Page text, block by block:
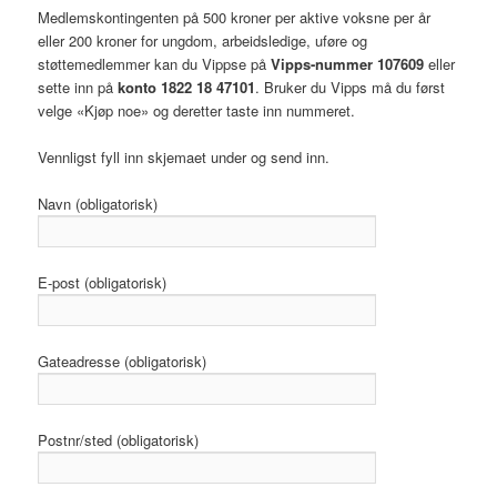
Medlemskontingenten på 500 kroner per aktive voksne per år
eller 200 kroner for ungdom, arbeidsledige, uføre og
støttemedlemmer kan du Vippse påVipps-nummer 107609 eller
sette inn påkonto 1822 18 47101. Bruker du Vipps må du først
velge «Kjøp noe» og deretter taste inn nummeret.
Vennligst fyll inn skjemaet under og send inn.
Navn (obligatorisk)
E-post (obligatorisk)
Gateadresse (obligatorisk)
Postnr/sted (obligatorisk)